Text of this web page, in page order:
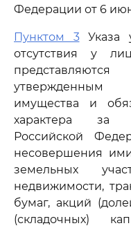
Федерации от 6
Пунктом 3Указа
отсутствия у
утвержденным
имущества и
характера за
Российской
несовершения
земельных
недвижимости,
бумаг, акций
(складочных)